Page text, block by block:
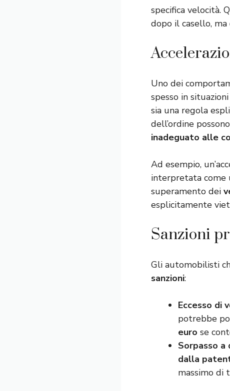
specifica velocità.
dopo il casello,
Uno dei
spesso in
sia una regola
dell’ordine
inadeguato alle
Ad esempio,
interpretata come
superamento dei
esplicitamente
Sanzioni
Gli automobilisti
sanzioni:
Eccesso di
potrebbe
euro se
Sorpasso a
dalla
massimo di